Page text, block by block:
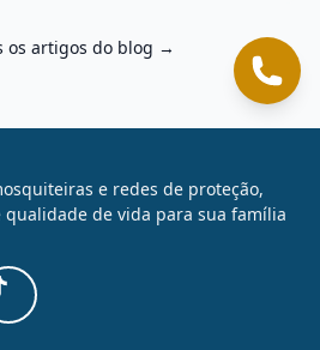
os artigos do blog →
e redes de proteção,
de vida para sua família